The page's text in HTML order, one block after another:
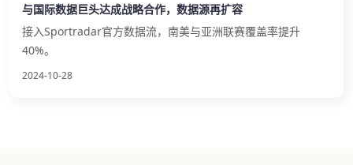
与国际数据巨头达成战略合作，数据源再扩容
接入Sportradar官方数据流，南美与亚洲联赛覆盖率提升
40%。
2024-10-28